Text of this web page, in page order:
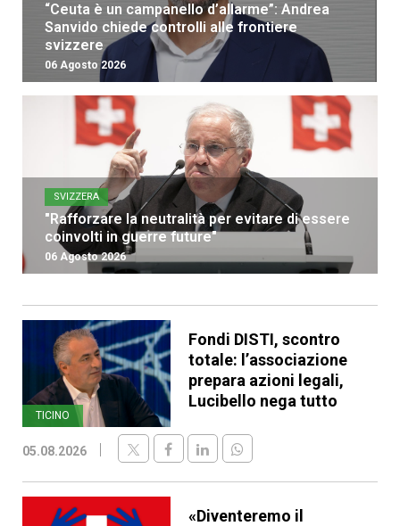
“Ceuta è un campanello d’allarme”: Andrea
Sanvido chiede controlli alle frontiere
svizzere
06 Agosto 2026
SVIZZERA
"Rafforzare la neutralità per evitare di essere
coinvolti in guerre future"
06 Agosto 2026
TICINO
Fondi DISTI, scontro
totale: l’associazione
prepara azioni legali,
Lucibello nega tutto
05.08.2026
«Diventeremo il